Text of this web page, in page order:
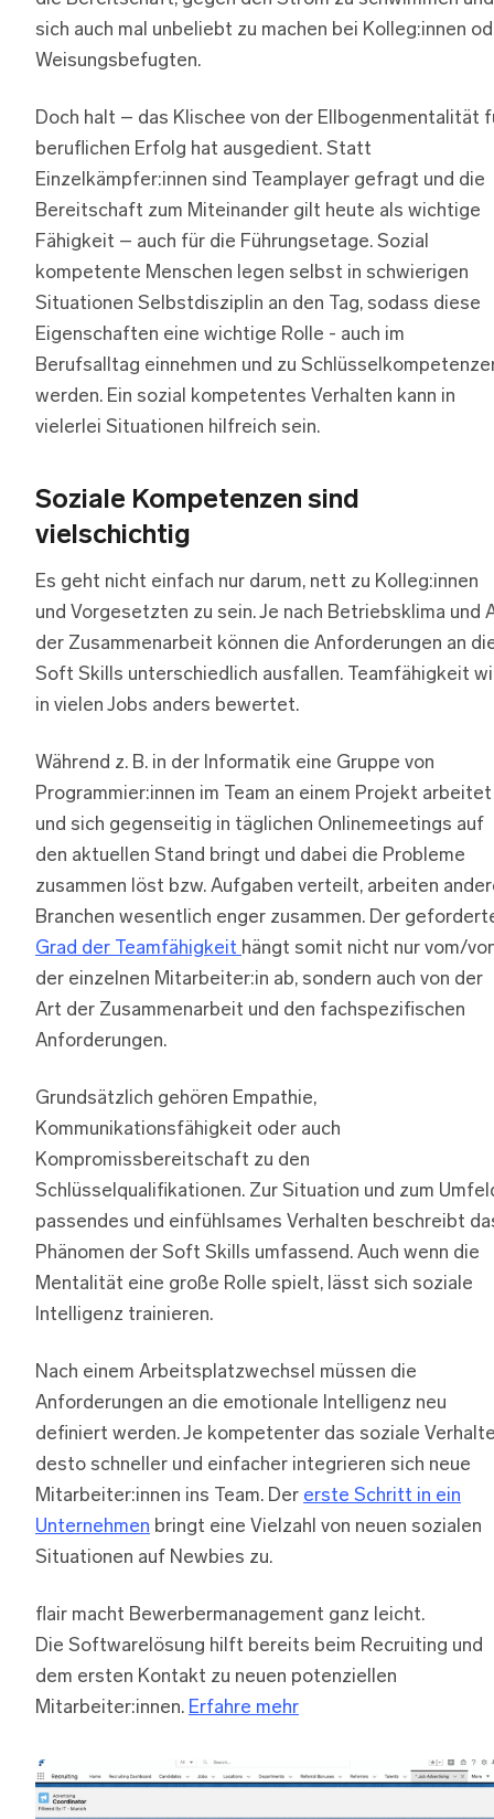
sich auch mal unbeliebt zu machen bei Kolleg:innen
Weisungsbefugten.
Doch halt – das Klischee von der Ellbogenmentalität
beruflichen Erfolg hat ausgedient. Statt
Einzelkämpfer:innen sind Teamplayer gefragt und die
Bereitschaft zum Miteinander gilt heute als wichtige
Fähigkeit – auch für die Führungsetage. Sozial
kompetente Menschen legen selbst in schwierigen
Situationen Selbstdisziplin an den Tag, sodass diese
Eigenschaften eine wichtige Rolle - auch im
Berufsalltag einnehmen und zu
werden. Ein sozial kompetentes Verhalten kann in
vielerlei Situationen hilfreich sein.
Soziale Kompetenzen sind
vielschichtig
Es geht nicht einfach nur darum, nett zu Kolleg:innen
und Vorgesetzten zu sein. Je nach Betriebsklima und
der Zusammenarbeit können die Anforderungen an
Soft Skills unterschiedlich ausfallen. Teamfähigkeit
in vielen Jobs anders bewertet.
Während z. B. in der Informatik eine Gruppe von
Programmier:innen im Team an einem Projekt arbeitet
und sich gegenseitig in täglichen Onlinemeetings auf
den aktuellen Stand bringt und dabei die Probleme
zusammen löst bzw. Aufgaben verteilt, arbeiten
Branchen wesentlich enger zusammen. Der
Grad der Teamfähigkeit hängt somit nicht nur vom/
der einzelnen Mitarbeiter:in ab, sondern auch von der
Art der Zusammenarbeit und den fachspezifischen
Anforderungen.
Grundsätzlich gehören Empathie,
Kommunikationsfähigkeit oder auch
Kompromissbereitschaft zu den
Schlüsselqualifikationen. Zur Situation und zum
passendes und einfühlsames Verhalten beschreibt
Phänomen der Soft Skills umfassend. Auch wenn die
Mentalität eine große Rolle spielt, lässt sich soziale
Intelligenz trainieren.
Nach einem Arbeitsplatzwechsel müssen die
Anforderungen an die emotionale Intelligenz neu
definiert werden. Je kompetenter das soziale
desto schneller und einfacher integrieren sich neue
Mitarbeiter:innen ins Team. Der erste Schritt in ein
Unternehmen bringt eine Vielzahl von neuen sozialen
Situationen auf Newbies zu.
flair macht Bewerbermanagement ganz leicht.
Die Softwarelösung hilft bereits beim Recruiting und
dem ersten Kontakt zu neuen potenziellen
Mitarbeiter:innen. Erfahre mehr